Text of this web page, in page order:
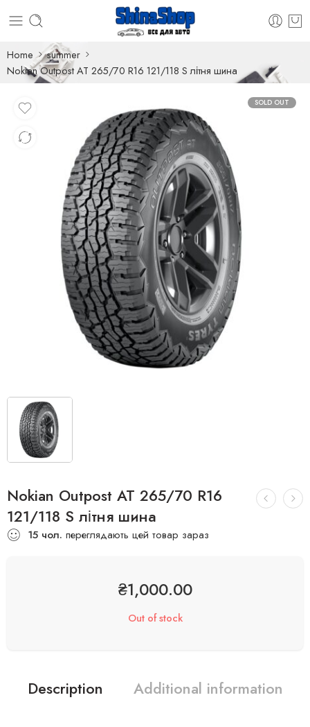
Home
summer
Nokian Outpost AT 265/70 R16 121/118 S літня шина
SOLD OUT
Nokian Outpost AT 265/70 R16
121/118 S літня шина
15 чол. переглядають цей товар зараз
₴1,000.00
Out of stock
Description Additional information